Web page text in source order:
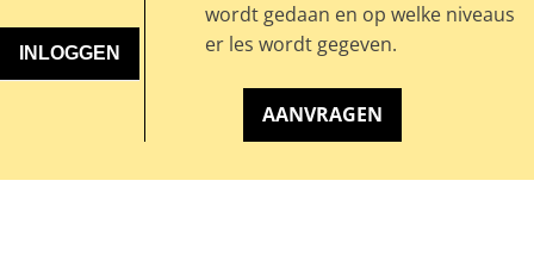
wordt gedaan en op welke niveaus
er les wordt gegeven.
AANVRAGEN